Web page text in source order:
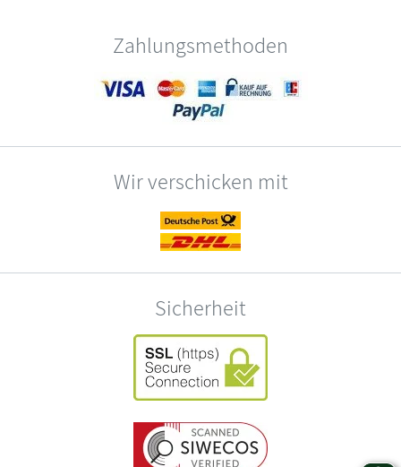
Zahlungsmethoden
Wir verschicken mit
Sicherheit